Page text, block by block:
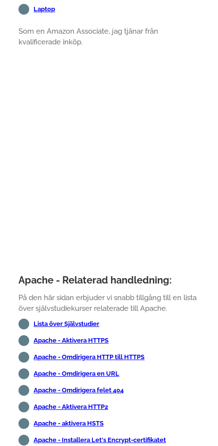
Laptop
Som en Amazon Associate, jag tjänar från
kvalificerade inköp.
Apache - Relaterad handledning:
På den här sidan erbjuder vi snabb tillgång till en lista
över självstudiekurser relaterade till Apache.
Lista över Självstudier
Apache - Aktivera HTTPS
Apache - Omdirigera HTTP till HTTPS
Apache - Omdirigera en URL
Apache - Omdirigera felet 404
Apache - Aktivera HTTP2
Apache - aktivera HSTS
Apache - Installera Let's Encrypt-certifikatet